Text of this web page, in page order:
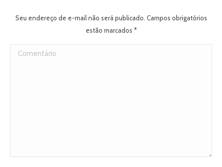
Seu endereço de e-mail não será publicado. Campos obrigatórios
estão marcados *
Comentário